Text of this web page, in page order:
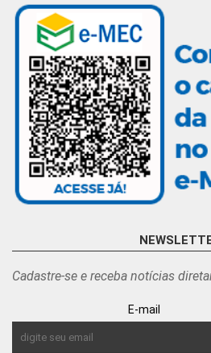
Cadastre-se e receba notícias
E-mail